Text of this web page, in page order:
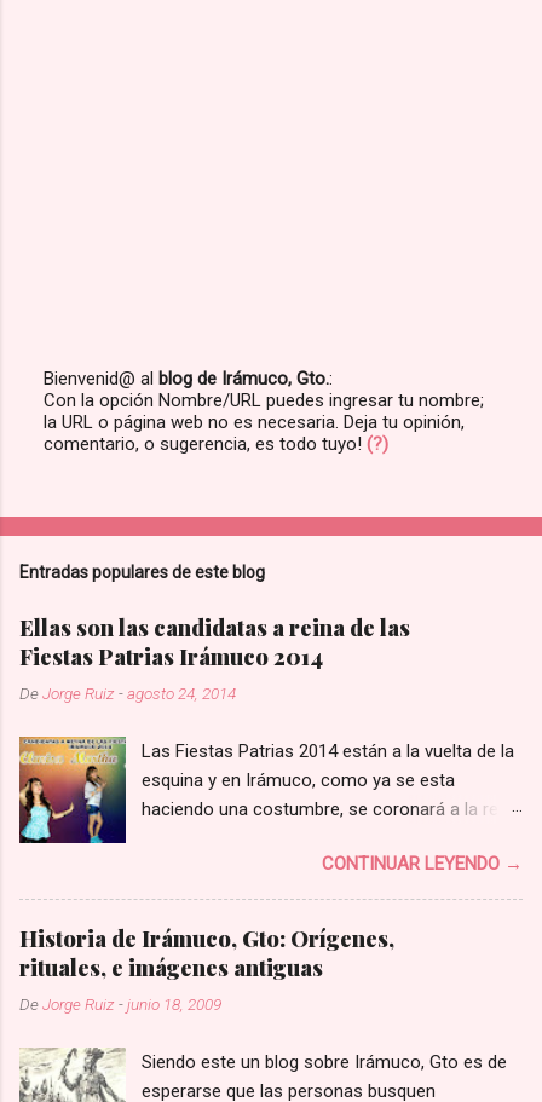
P
u
b
c
a
u
c
o
m
e
a
r
i
o
Bienvenid@ al blog de Irámuco, Gto.:
Con la opción Nombre/URL puedes ingresar tu nombre;
la URL o página web no es necesaria. Deja tu opinión,
comentario, o sugerencia, es todo tuyo! (?)
Entradas populares de este blog
Ellas son las candidatas a reina de las
Fiestas Patrias Irámuco 2014
DeJorge Ruiz -agosto 24, 2014
Las Fiestas Patrias 2014 están a la vuelta de la
esquina y en Irámuco, como ya se esta
haciendo una costumbre, se coronará a la reina
conozca a las candidatas a reina de las Fiestas
Patrias Irámuco 2014 , Clarisa, Martha y Jacky,
el Comité Cívico Cultural y la delagación del
pueblo realizará serán presentación hoy,
domingo 24 de agosto, en el jardín. Habrá una
gran kermes para recaudar fondos. Todo
apoyen a su favorita.
CONTINUAR LEYENDO →
Historia de Irámuco, Gto: Orígenes,
rituales, e imágenes antiguas
DeJorge Ruiz -junio 18, 2009
Siendo este un blog sobre Irámuco, Gto es de
esperarse que las personas busquen